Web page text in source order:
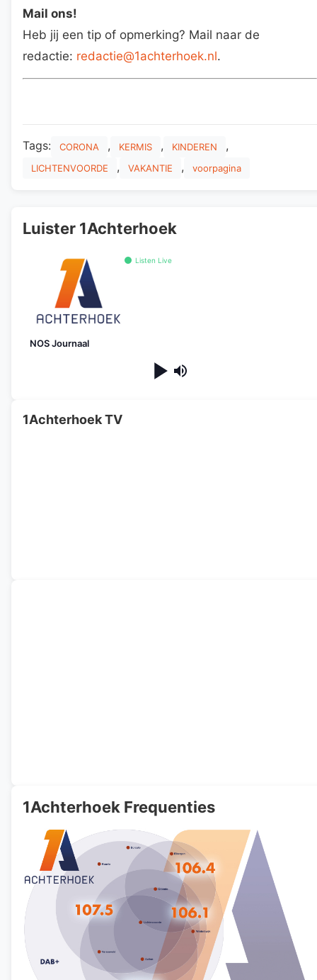
Mail ons!
Heb jij een tip of opmerking? Mail naar de
redactie: redactie@1achterhoek.nl.
Tags: CORONA , KERMIS , KINDEREN ,
LICHTENVOORDE , VAKANTIE , voorpagina
Luister 1Achterhoek
Listen Live
NOS Journaal
1Achterhoek TV
1Achterhoek Frequenties